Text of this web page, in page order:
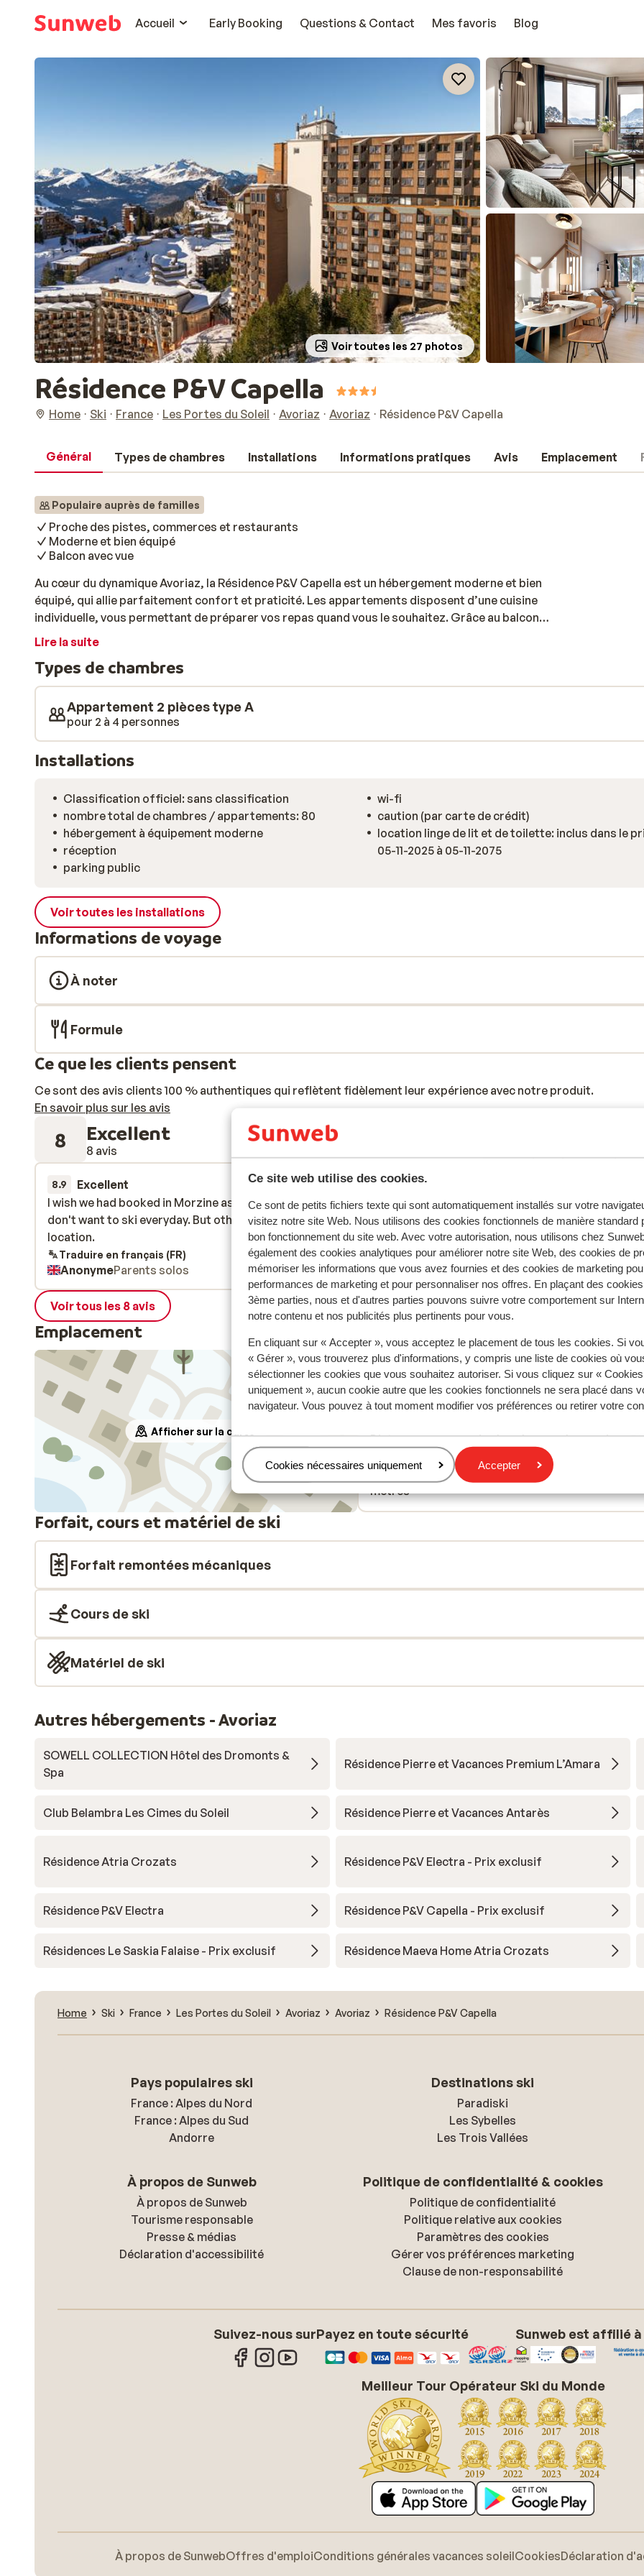
Ce site web utilise des cookies.
Ce sont de petits fichiers texte qui sont automatiquement installés sur votre
visitez notre site Web. Nous utilisons des cookies fonctionnels de manière standard
bon fonctionnement du site web. Avec votre autorisation, nous utilisons chez
également des cookies analytiques pour améliorer notre site Web, des cookies de
mémoriser les informations que vous avez fournies et des cookies de marketing
performances de marketing et pour personnaliser nos offres. En plaçant des
3ème parties, nous et d'autres parties pouvons suivre votre comportement sur
notre contenu et nos publicités plus pertinents pour vous.
En cliquant sur « Accepter », vous acceptez le placement de tous les cookies. Si
« Gérer », vous trouverez plus d'informations, y compris une liste de cookies où
sélectionner les cookies que vous souhaitez autoriser. Si vous cliquez sur «
uniquement », aucun cookie autre que les cookies fonctionnels ne sera placé dans
navigateur. Vous pouvez à tout moment modifier vos préférences ou retirer votre
Gérer
Cookies nécessaires uniquement Accepter
Accueil
Early Booking Questions & Contact Mes favoris Blog
Voir toutes les 27 photos
Résidence P&V Capella
Home Ski France Les Portes du Soleil Avoriaz Avoriaz Résidence P&V Capella
Général Types de chambres Installations Informations pratiques Avis Emplacement
Populaire auprès de familles
Proche des pistes, commerces et restaurants
Moderne et bien équipé
Balcon avec vue
Au cœur du dynamique Avoriaz, la Résidence P&V Capella est un hébergement moderne et bien
équipé, qui allie parfaitement confort et praticité. Les appartements disposent d’une cuisine
individuelle, vous permettant de préparer vos repas quand vous le souhaitez. Grâce au balcon,
vous pourrez également profiter d’une vue magnifique sur les montagnes. Les pistes de ski, les
portée de main pour des vacances à la fois détendues et actives. Ici, vous séjournez en plein
cœur du domaine skiable, avec la liberté d’organiser vos journées selon vos envies.
Lire la suite
Types de chambres
Appartement 2 pièces type A
pour 2 à 4 personnes
Installations
Classification officiel: sans classification
nombre total de chambres / appartements: 80
hébergement à équipement moderne
réception
parking public
wi-fi
caution (par carte de crédit)
location linge de lit et de toilette: inclus dans le
05-11-2025 à 05-11-2075
Voir toutes les installations
Informations de voyage
À noter
Formule
Ce que les clients pensent
Ce sont des avis clients 100 % authentiques qui reflètent fidèlement leur expérience avec notre produit.
En savoir plus sur les avis
8 Excellent
8 avis
8.9 Excellent
28 mars 2026
I wish we had booked in Morzine as more to do if you
don't want to ski everyday. But other than that nice
location.
I wish we had booked in Morzine as more to do if you
don't want to ski everyday. But other than that nice
location.
Traduire en français (FR)
AnonymeParents solos
8.1 Excellent
Overall very good some bits could be improved ,
in information and check out
Overall very good some bits could be improved ,
in information and check out
Traduire en français (FR)
YesCouples
Voir tous les 8 avis
Emplacement
Afficher sur la carte
À proximité
Distance du centre-ville: avoriaz 1800 center
300 mètres
Distance aux magasins les plus proches environ 50
Distance au restaurant le plus proche environ 50
mètres
Forfait, cours et matériel de ski
Forfait remontées mécaniques
Cours de ski
Matériel de ski
Autres hébergements - Avoriaz
SOWELL COLLECTION Hôtel des Dromonts &
Spa
Résidence Pierre et Vacances Premium L’Amara
Club Belambra Les Cimes du Soleil Résidence Pierre et Vacances Antarès
Résidence Atria Crozats Résidence P&V Electra - Prix exclusif
Résidence P&V Electra Résidence P&V Capella - Prix exclusif
Résidences Le Saskia Falaise - Prix exclusif Résidence Maeva Home Atria Crozats
Home Ski France Les Portes du Soleil Avoriaz Avoriaz Résidence P&V Capella
Pays populaires ski
France : Alpes du Nord
France : Alpes du Sud
Andorre
Destinations ski
Paradiski
Les Sybelles
Les Trois Vallées
À propos de Sunweb
À propos de Sunweb
Tourisme responsable
Presse & médias
Déclaration d'accessibilité
Politique de confidentialité & cookies
Politique de confidentialité
Politique relative aux cookies
Paramètres des cookies
Gérer vos préférences marketing
Clause de non-responsabilité
Suivez-nous surPayez en toute sécurité Sunweb est affilié à
Meilleur Tour Opérateur Ski du Monde
À propos de SunwebOffres d'emploiConditions générales vacances soleilCookiesDéclaration